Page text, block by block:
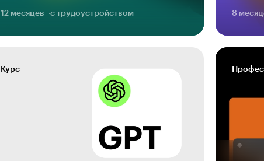
12 месяцев с трудоустройством 8
Курс